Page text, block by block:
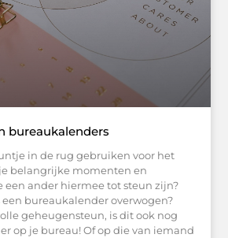
bureaukalenders
in de rug gebruiken voor het
belangrijke momenten en
een ander hiermee tot steun zijn?
een bureaukalender overwogen?
geheugensteun, is dit ook nog
op je bureau! Of op die van iemand